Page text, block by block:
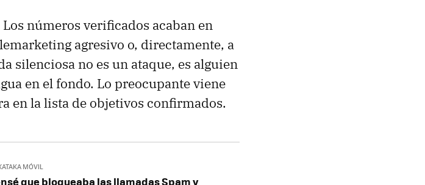
números verificados acaban en
agresivo o, directamente, a
silenciosa no es un ataque, es alguien
en el fondo. Lo preocupante viene
en la lista de objetivos confirmados.
MÓVIL
que bloqueaba las llamadas Spam y